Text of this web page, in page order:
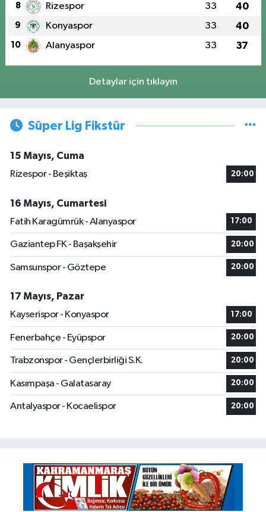
8 Rizespor 33 40
9 Konyaspor 33 40
10 Alanyaspor 33 37
Detaylar için tıklayın
Süper Lig Fikstür
15 Mayıs, Cuma
Rizespor - Beşiktaş
20:00
16 Mayıs, Cumartesi
Fatih Karagümrük - Alanyaspor
17:00
Gaziantep FK - Başakşehir 20:00
Samsunspor - Göztepe 20:00
17 Mayıs, Pazar
Kayserispor - Konyaspor
17:00
Fenerbahçe - Eyüpspor 20:00
Trabzonspor - Gençlerbirliği S.K. 20:00
Kasımpaşa - Galatasaray 20:00
Antalyaspor - Kocaelispor 20:00